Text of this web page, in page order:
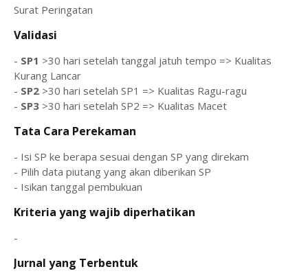
Surat Peringatan
Validasi
- SP1 >30 hari setelah tanggal jatuh tempo => Kualitas
Kurang Lancar
- SP2 >30 hari setelah SP1 => Kualitas Ragu-ragu
- SP3 >30 hari setelah SP2 => Kualitas Macet
Tata Cara Perekaman
- Isi SP ke berapa sesuai dengan SP yang direkam
- Pilih data piutang yang akan diberikan SP
- Isikan tanggal pembukuan
Kriteria yang wajib diperhatikan
-
Jurnal yang Terbentuk